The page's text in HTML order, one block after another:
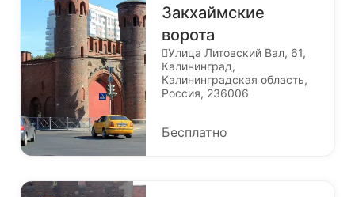
Закхаймские
ворота
Улица Литовский Вал, 61,
Калининград,
Калининградская область,
Россия, 236006
Бесплатно